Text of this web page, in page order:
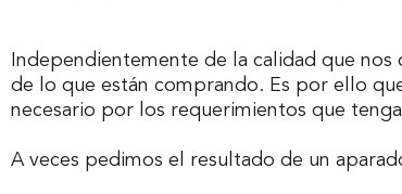
Independientemente de la calidad que
de lo que están comprando. Es por ello
necesario por los requerimientos que
A veces pedimos el resultado de un